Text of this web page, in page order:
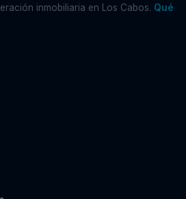
inmobiliaria en Los Cabos. Qué